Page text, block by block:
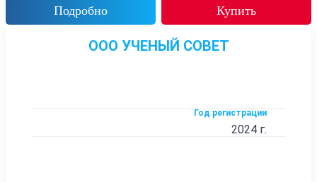
Подробно Купить
ООО УЧЕНЫЙ СОВЕТ
Год регистрации
2024 г.